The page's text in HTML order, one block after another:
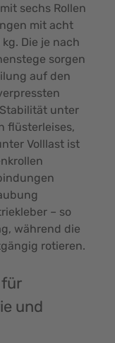
sechs Rollen
mit acht
Die je nach
sorgen
auf den
unter
flüsterleises,
Volllast ist
– so
während die
rotieren.
und